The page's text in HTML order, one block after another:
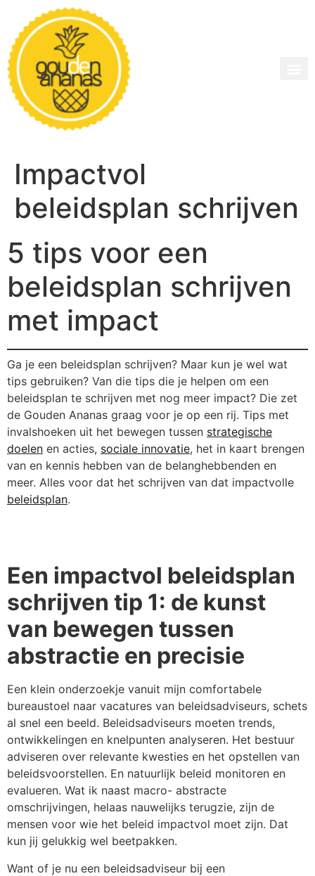
Impactvol
beleidsplan schrijven
5 tips voor een
beleidsplan schrijven
met impact
Ga je een beleidsplan schrijven? Maar kun je wel wat
tips gebruiken? Van die tips die je helpen om een
beleidsplan te schrijven met nog meer impact? Die zet
de Gouden Ananas graag voor je op een rij. Tips met
invalshoeken uit het bewegen tussen strategische
doelen en acties, sociale innovatie, het in kaart brengen
van en kennis hebben van de belanghebbenden en
meer. Alles voor dat het schrijven van dat impactvolle
beleidsplan.
Een impactvol beleidsplan
schrijven tip 1: de kunst
van bewegen tussen
abstractie en precisie
Een klein onderzoekje vanuit mijn comfortabele
bureaustoel naar vacatures van beleidsadviseurs, schets
al snel een beeld. Beleidsadviseurs moeten trends,
ontwikkelingen en knelpunten analyseren. Het bestuur
adviseren over relevante kwesties en het opstellen van
beleidsvoorstellen. En natuurlijk beleid monitoren en
evalueren. Wat ik naast macro- abstracte
omschrijvingen, helaas nauwelijks terugzie, zijn de
mensen voor wie het beleid impactvol moet zijn. Dat
kun jij gelukkig wel beetpakken.
Want of je nu een beleidsadviseur bij een